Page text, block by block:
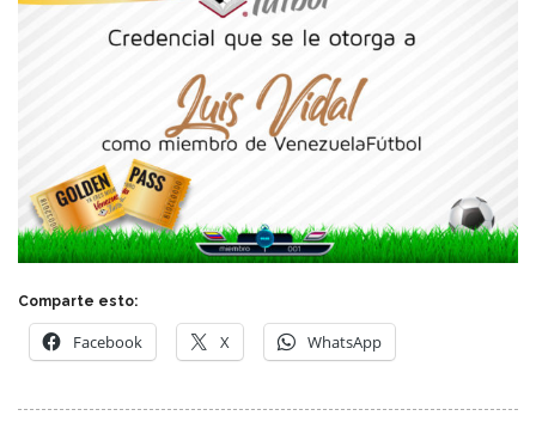
Comparte esto:
Facebook X WhatsApp